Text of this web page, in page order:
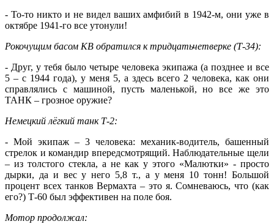
- То-то никто и не видел ваших амфибий в 1942-м, они уже в
октябре 1941-го все утонули!
Рокочущим басом КВ обратился к тридцатьчетверке (Т-34):
- Друг, у тебя было четыре человека экипажа (а позднее и все
5 – с 1944 года), у меня 5, а здесь всего 2 человека, как они
справлялись с машиной, пусть маленькой, но все же это
ТАНК – грозное оружие?
Немецкий лёгкий танк Т-2:
- Мой экипаж – 3 человека: механик-водитель, башенный
стрелок и командир впередсмотрящий. Наблюдательные щели
– из толстого стекла, а не как у этого «Малютки» - просто
дырки, да и вес у него 5,8 т., а у меня 10 тонн! Большой
процент всех танков Вермахта – это я. Сомневаюсь, что (как
его?) Т-60 был эффективен на поле боя.
Мотор продолжал: